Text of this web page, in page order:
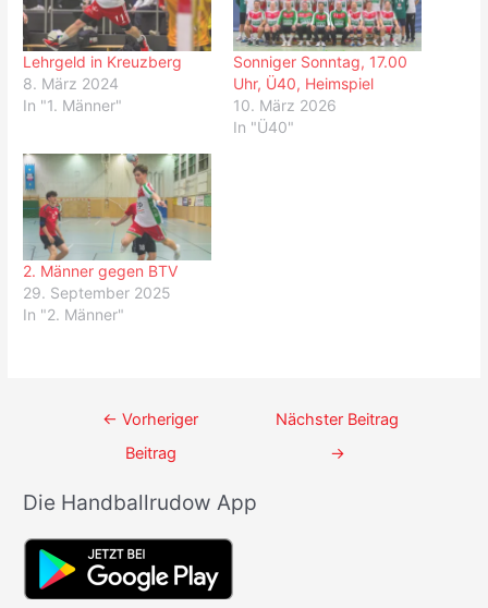
Lehrgeld in Kreuzberg
8. März 2024
In "1. Männer"
Sonniger Sonntag, 17.00
Uhr, Ü40, Heimspiel
10. März 2026
In "Ü40"
2. Männer gegen BTV
29. September 2025
In "2. Männer"
Beitrags-
← Vorheriger
Beitrag
Nächster Beitrag
→
Die Handballrudow App